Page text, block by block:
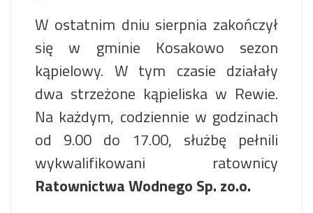
W ostatnim dniu sierpnia zakończył
się w gminie Kosakowo sezon
kąpielowy. W tym czasie działały
dwa strzeżone kąpieliska w Rewie.
Na każdym, codziennie w godzinach
od 9.00 do 17.00, służbę pełnili
wykwalifikowani ratownicy
Ratownictwa Wodnego Sp. zo.o.